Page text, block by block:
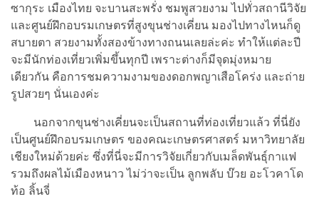
ซากุระ เมืองไทย จะบานสะพรั่ง ชมพูสวยงาม ไปทั่วสถานีวิจัย
และศูนย์ฝึกอบรมเกษตรที่สูงขุนช่างเคี่ยน มองไปทางไหนก็ดู
สบายตา สวยงามทั้งสองข้างทางถนนเลยล่ะค่ะ ทำให้แต่ละปี
จะมีนักท่องเที่ยวเพิ่มขึ้นทุกปี เพราะต่างก็มีจุดมุ่งหมาย
เดียวกัน คือการชมความงามของดอกพญาเสือโคร่ง และถ่าย
รูปสวยๆ นั่นเองค่ะ
นอกจากขุนช่างเคี่ยนจะเป็นสถานที่ท่องเที่ยวแล้ว ที่นี่ยัง
เป็นศูนย์ฝึกอบรมเกษตร ของคณะเกษตรศาสตร์ มหาวิทยาลัย
เชียงใหม่ด้วยค่ะ ซึ่งที่นี่จะมีการวิจัยเกี่ยวกับเมล็ดพันธุ์กาแฟ
รวมถึงผลไม้เมืองหนาว ไม่ว่าจะเป็น ลูกพลับ บ๊วย อะโวคาโด
ท้อ ลิ้นจี่